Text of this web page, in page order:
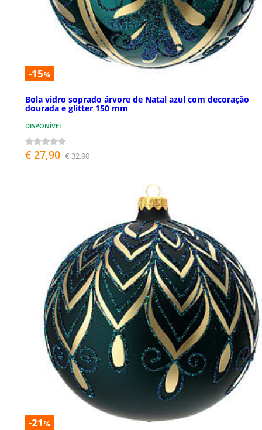
-15%
Bola vidro soprado árvore de Natal azul com decoração
dourada e glitter 150 mm
DISPONÍVEL
€ 27,90 € 32,90
-21 %